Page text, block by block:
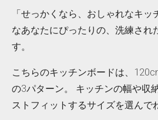
「せっかくなら、おしゃれなキ
なあなたにぴったりの、洗練され
す。
こちらのキッチンボードは、
の3パターン。 キッチンの幅や収
ストフィットするサイズを選ん